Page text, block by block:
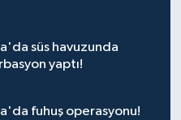
süs havuzunda
yaptı!
fuhuş operasyonu!